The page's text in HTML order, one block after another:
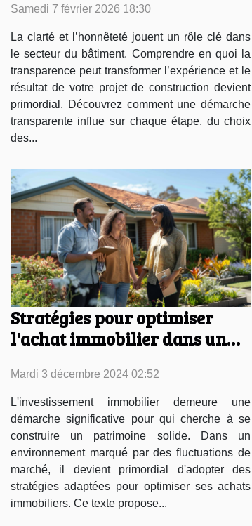
Samedi 7 février 2026 18:30
La clarté et l’honnêteté jouent un rôle clé dans
le secteur du bâtiment. Comprendre en quoi la
transparence peut transformer l’expérience et le
résultat de votre projet de construction devient
primordial. Découvrez comment une démarche
transparente influe sur chaque étape, du choix
des...
Stratégies pour optimiser
l'achat immobilier dans un
Mardi 3 décembre 2024 02:52
L'investissement immobilier demeure une
démarche significative pour qui cherche à se
construire un patrimoine solide. Dans un
environnement marqué par des fluctuations de
marché, il devient primordial d'adopter des
stratégies adaptées pour optimiser ses achats
immobiliers. Ce texte propose...